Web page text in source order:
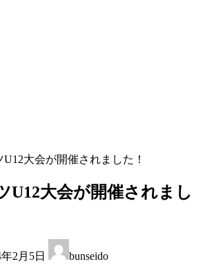
大会が開催されました！
U12大会が開催されまし
2月5日 bunseido